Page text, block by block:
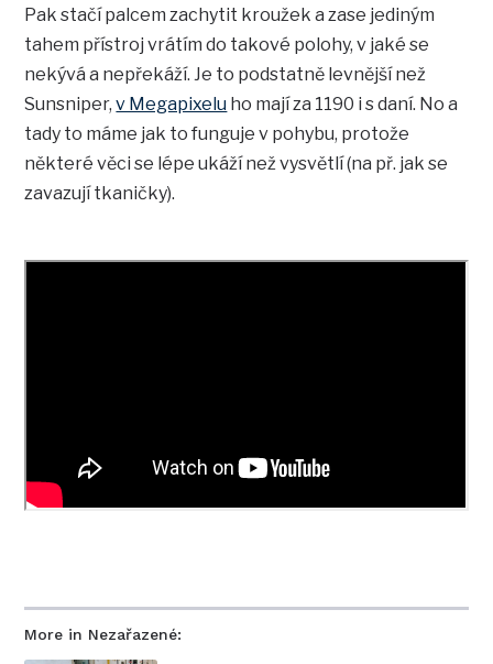
More in Nezařazené:
Pak stačí palcem zachytit kroužek a zase jediným
tahem přístroj vrátím do takové polohy, v jaké se
nekývá a nepřekáží. Je to podstatně levnější než
Sunsniper,v Megapixelu ho mají za 1190 i s daní. No a
tady to máme jak to funguje v pohybu, protože
některé věci se lépe ukáží než vysvětlí (na př. jak se
zavazují tkaničky).